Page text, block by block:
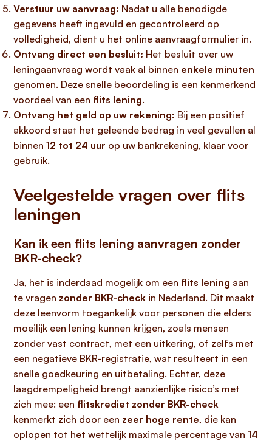
Verstuur uw aanvraag: Nadat u alle benodigde
gegevens heeft ingevuld en gecontroleerd op
volledigheid, dient u het online aanvraagformulier in.
Ontvang direct een besluit: Het besluit over uw
leningaanvraag wordt vaak al binnen enkele minuten
genomen. Deze snelle beoordeling is een kenmerkend
voordeel van een flits lening.
Ontvang het geld op uw rekening: Bij een positief
akkoord staat het geleende bedrag in veel gevallen al
binnen 12 tot 24 uur op uw bankrekening, klaar voor
gebruik.
Veelgestelde vragen over flits
leningen
Kan ik een flits lening aanvragen zonder
BKR-check?
Ja, het is inderdaad mogelijk om een flits lening aan
te vragen zonder BKR-check in Nederland. Dit maakt
deze leenvorm toegankelijk voor personen die elders
moeilijk een lening kunnen krijgen, zoals mensen
zonder vast contract, met een uitkering, of zelfs met
een negatieve BKR-registratie, wat resulteert in een
snelle goedkeuring en uitbetaling. Echter, deze
laagdrempeligheid brengt aanzienlijke risico’s met
zich mee: een flitskrediet zonder BKR-check
kenmerkt zich door een zeer hoge rente, die kan
oplopen tot het wettelijk maximale percentage van 14